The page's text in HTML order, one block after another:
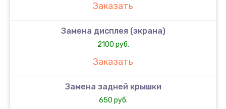
Заказать
Замена дисплея (экрана)
2100 руб.
Заказать
Замена задней крышки
650 руб.